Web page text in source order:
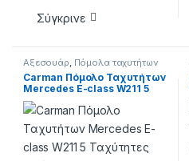
Σύγκρινε
Αξεσουάρ, Πόμολα ταχυτήτων
Carman Πόμολο Ταχυτήτων
Mercedes E-class W211 5
Ταχύτητες Μαύρο